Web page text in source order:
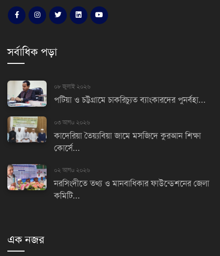
সর্বাধিক পড়া
০৮ জুলাই ২০২৬
পটিয়া ও চট্টগ্রামে চাকরিচ্যুত ব্যাংকারদের পুনর্বহা...
০৩ আগu ২০২৬
কাদেরিয়া তৈয়্যবিয়া জামে মসজিদে কুরআন শিক্ষা
কোর্সে...
০২ আগu ২০২৬
নরসিংদীতে তথ্য ও মানবাধিকার ফাউন্ডেশনের জেলা
কমিটি...
এক নজর